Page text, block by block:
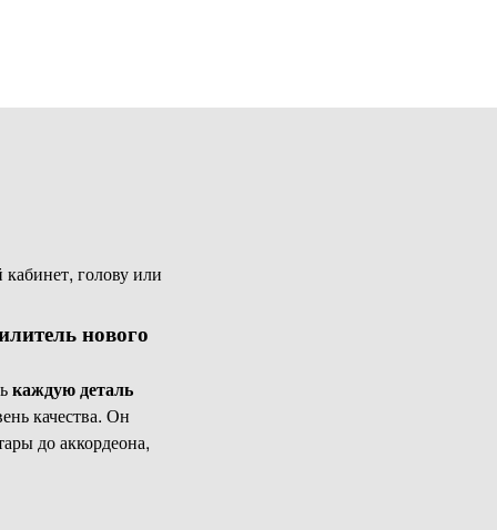
голову или
нового
каждую деталь
качества. Он
до аккордеона,